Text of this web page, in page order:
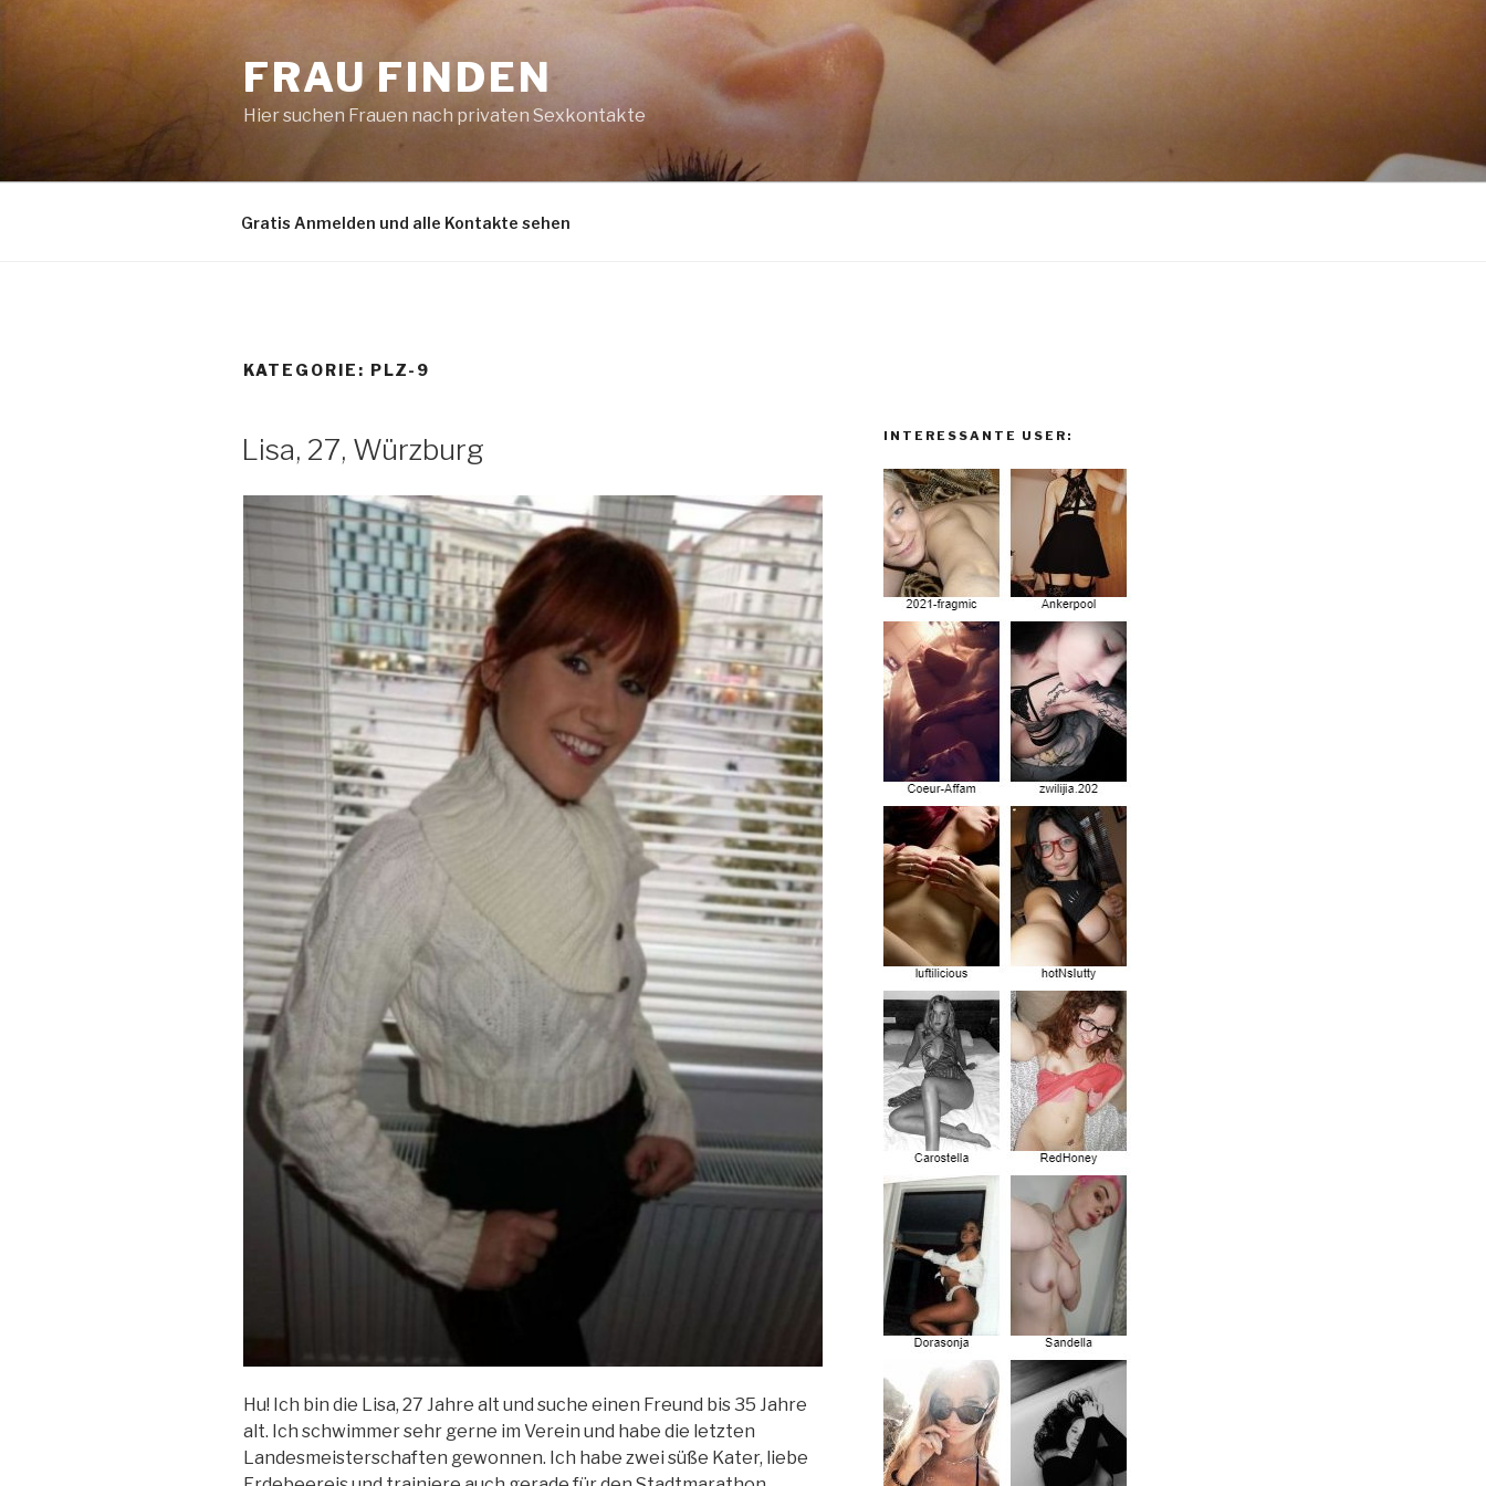
Inhalt
FRAU FINDEN
Hier suchen Frauen nach privaten Sexkontakte
Gratis Anmelden und alle Kontakte sehen
KATEGORIE: PLZ-9
Lisa, 27, Würzburg
Hu! Ich bin die Lisa, 27 Jahre alt und suche einen Freund bis 35 Jahre
alt. Ich schwimmer sehr gerne im Verein und habe die letzten
Landesmeisterschaften gewonnen. Ich habe zwei süße Kater, liebe
INTERESSANTE USER: